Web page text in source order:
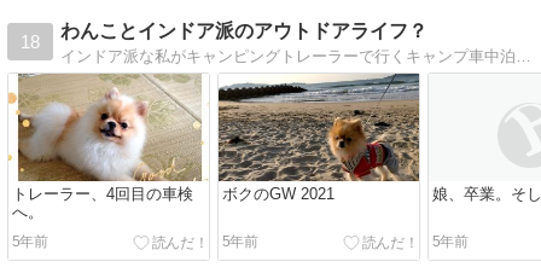
18
わんことインドア派のアウトドアライフ？
インドア派な私がキャンピングトレーラーで行くキャンプ車中泊、100均等の材料でのトレーラー快適化、ポメはげ中の愛犬や性格正反対の息子・娘との日常を書いています。
トレーラー、4回目の車検
へ。
5年前
ボクのGW 2021
5年前
娘、卒業。そ
5年前